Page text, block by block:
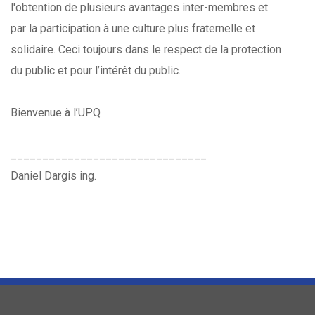
l'obtention de plusieurs avantages inter-membres et
par la participation à une culture plus fraternelle et
solidaire. Ceci toujours dans le respect de la protection
du public et pour l’intérêt du public.
Bienvenue à l’UPQ
Daniel Dargis ing.